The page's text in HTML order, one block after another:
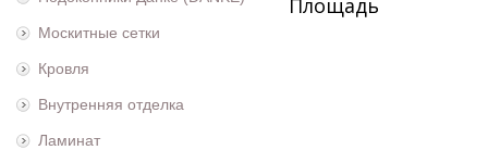
Москитные сетки
Кровля
Внутренняя отделка
Ламинат
Площадь